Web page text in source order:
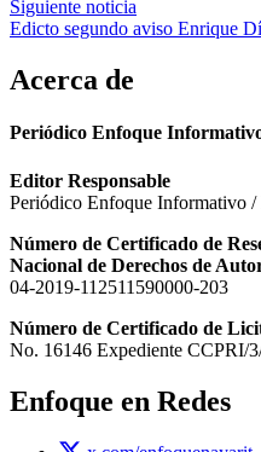
entradas
Siguiente noticia
Edicto segundo aviso Enrique
Acerca de
Periódico Enfoque
Editor Responsable
Periódico Enfoque Informativo
Número de Certificado de
Nacional de Derechos de
04-2019-112511590000-203
Número de Certificado de
No. 16146 Expediente CCPRI/
Enfoque en Redes